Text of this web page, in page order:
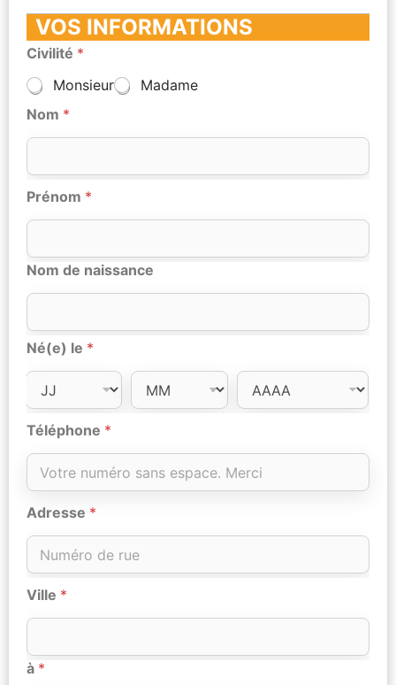
VOS INFORMATIONS
Civilité *
Monsieur
Madame
Nom *
Prénom *
Nom de naissance
Né(e) le *
Téléphone *
Adresse *
Ville *
à *